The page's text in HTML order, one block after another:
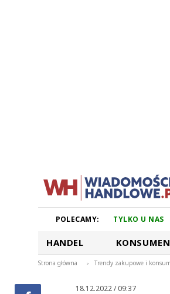
POLECAMY: TYLKO U NAS
HANDEL
Strona główna > Trendy zakupowe i
18.12.2022 / 09:37